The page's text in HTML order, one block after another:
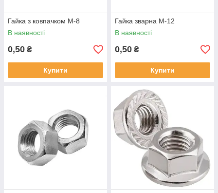
Гайка з ковпачком М-8
В наявності
0,50 ₴
Купити
Гайка зварна М-12
В наявності
0,50 ₴
Купити